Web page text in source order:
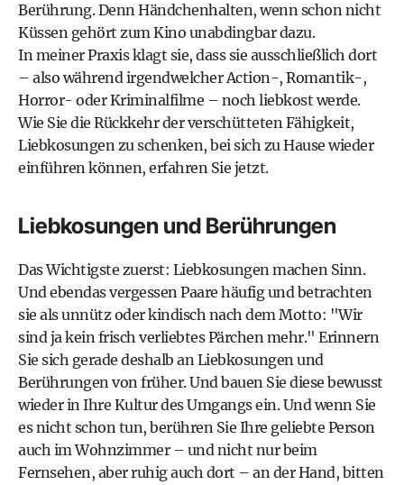
Berührung. Denn Händchenhalten, wenn schon nicht
Küssen gehört zum Kino unabdingbar dazu.
In meiner Praxis klagt sie, dass sie ausschließlich dort
– also während irgendwelcher Action-, Romantik-,
Horror- oder Kriminalfilme – noch liebkost werde.
Wie Sie die Rückkehr der verschütteten Fähigkeit,
Liebkosungen zu schenken, bei sich zu Hause wieder
einführen können, erfahren Sie jetzt.
Liebkosungen und Berührungen
Das Wichtigste zuerst: Liebkosungen machen Sinn.
Und ebendas vergessen Paare häufig und betrachten
sie als unnütz oder kindisch nach dem Motto: "Wir
sind ja kein frisch verliebtes Pärchen mehr." Erinnern
Sie sich gerade deshalb an Liebkosungen und
Berührungen von früher. Und bauen Sie diese bewusst
wieder in Ihre Kultur des Umgangs ein. Und wenn Sie
es nicht schon tun, berühren Sie Ihre geliebte Person
auch im Wohnzimmer – und nicht nur beim
Fernsehen, aber ruhig auch dort – an der Hand, bitten